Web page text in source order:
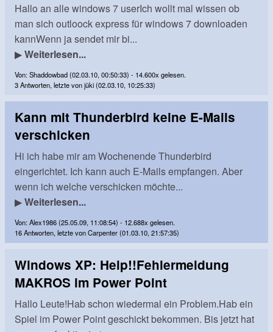
Hallo an alle windows 7 userIch wollt mal wissen ob
man sich outloock express für windows 7 downloaden
kannWenn ja sendet mir bi...
▶Weiterlesen...
Von: Shaddowbad (02.03.10, 00:50:33) - 14.600x gelesen.
3 Antworten, letzte von jüki (02.03.10, 10:25:33)
Kann mit Thunderbird keine E-Mails
verschicken
Hi ich habe mir am Wochenende Thunderbird
eingerichtet. Ich kann auch E-Mails empfangen. Aber
wenn ich welche verschicken möchte...
▶Weiterlesen...
Von: Alex1986 (25.05.09, 11:08:54) - 12.688x gelesen.
16 Antworten, letzte von Carpenter (01.03.10, 21:57:35)
Windows XP: Help!!Fehlermeldung
MAKROS im Power Point
Hallo Leute!Hab schon wiedermal ein Problem.Hab ein
Spiel im Power Point geschickt bekommen. Bis jetzt hat